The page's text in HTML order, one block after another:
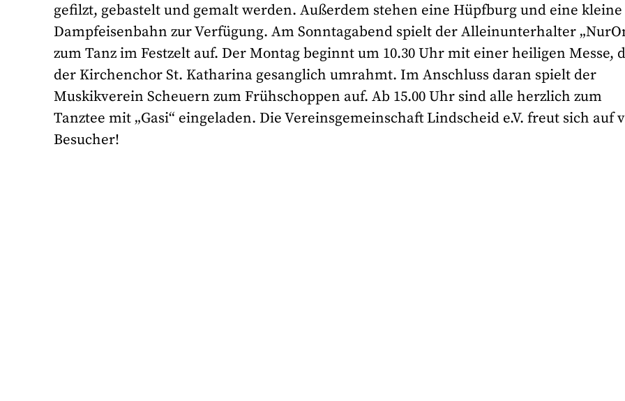
gefilzt, gebastelt und gemalt werden. Außerdem stehen eine Hüpfburg und eine kleine
Dampfeisenbahn zur Verfügung. Am Sonntagabend spielt der Alleinunterhalter
zum Tanz im Festzelt auf. Der Montag beginnt um 10.30 Uhr mit einer heiligen Messe,
der Kirchenchor St. Katharina gesanglich umrahmt. Im Anschluss daran spielt der
Muskikverein Scheuern zum Frühschoppen auf. Ab 15.00 Uhr sind alle herzlich zum
Tanztee mit „Gasi“ eingeladen. Die Vereinsgemeinschaft Lindscheid e.V. freut sich auf
Besucher!